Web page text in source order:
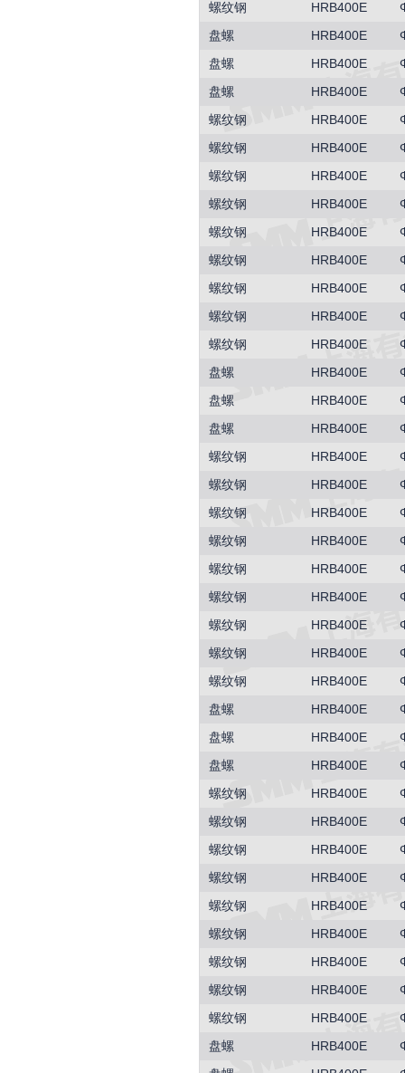
螺纹钢 HRB400E
盘螺
HRB400E
盘螺
HRB400E
盘螺
HRB400E
螺纹钢
HRB400E
螺纹钢
HRB400E
螺纹钢
HRB400E
螺纹钢
HRB400E
螺纹钢
HRB400E
螺纹钢
HRB400E
螺纹钢
HRB400E
螺纹钢
HRB400E
螺纹钢
HRB400E
盘螺
HRB400E
盘螺
HRB400E
盘螺
HRB400E
螺纹钢
HRB400E
螺纹钢
HRB400E
螺纹钢
HRB400E
螺纹钢
HRB400E
螺纹钢
HRB400E
螺纹钢
HRB400E
螺纹钢
HRB400E
螺纹钢
HRB400E
螺纹钢
HRB400E
盘螺
HRB400E
盘螺
HRB400E
盘螺
HRB400E
螺纹钢
HRB400E
螺纹钢
HRB400E
螺纹钢
HRB400E
螺纹钢
HRB400E
螺纹钢
HRB400E
螺纹钢
HRB400E
螺纹钢
HRB400E
螺纹钢
HRB400E
螺纹钢
HRB400E
盘螺
HRB400E